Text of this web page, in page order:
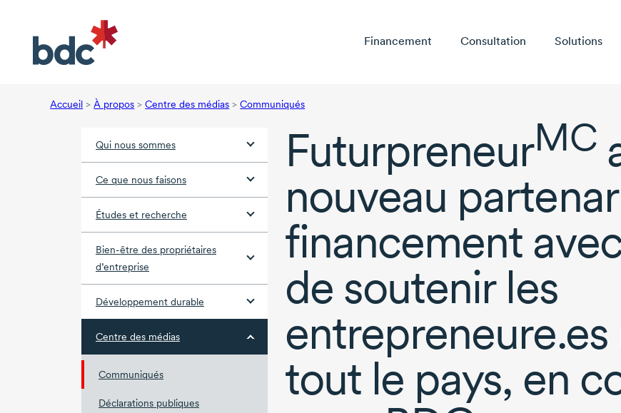
Financement Consultation Solutions
Accueil > À propos > Centre des médias > Communiqués
Qui nous sommes
Ce que nous faisons
Études et recherche
Bien-être des propriétaires
d’entreprise
Développement durable
Centre des médias
Communiqués
Déclarations publiques
FuturpreneurMC
nouveau
financement
de soutenir les
entrepreneure.es
tout le pays, en